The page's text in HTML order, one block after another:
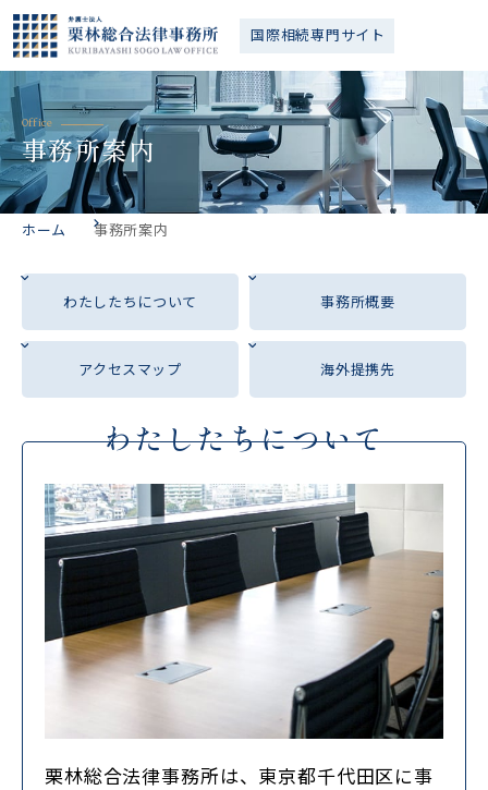
国際相続専門サイト
Office
事務所案内
ホーム 事務所案内
わたしたちについて 事務所概要
アクセスマップ 海外提携先
わたしたちについて
栗林総合法律事務所は、東京都千代田区に事